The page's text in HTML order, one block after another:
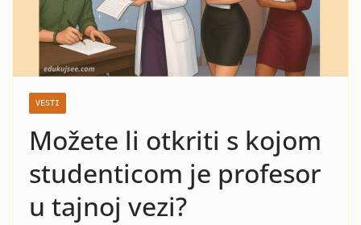
nasilje i krah: Evo koja žena
je razlog kraha braka Čede
Jovanovića! Kad vidite o kome
se radi neće vam bit dobro!
VESTI
Možete li otkriti s kojom
studenticom je profesor
u tajnoj vezi?